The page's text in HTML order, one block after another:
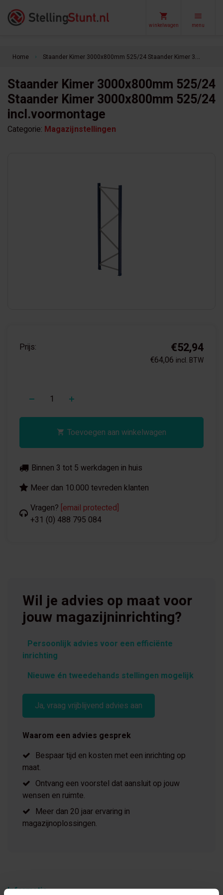
winkelwagen menu
Home keyboard_arrow_right Staander Kimer 3000x800mm 525/24 Staander Kimer 3000x800mm 525/24 incl.voormontage
Staander Kimer 3000x800mm 525/24
Staander Kimer 3000x800mm 525/24
incl.voormontage
Categorie: Magazijnstellingen
Prijs: €52,94
€64,06 incl. BTW
Toevoegen aan winkelwagen
Binnen 3 tot 5 werkdagen in huis
Meer dan 10.000 tevreden klanten
Vragen? [email protected]
+31 (0) 488 795 084
Wil je advies op maat voor
jouw magazijninrichting?
Persoonlijk advies voor een efficiënte
inrichting
Nieuwe én tweedehands stellingen mogelijk
Ja, vraag vrijblijvend advies aan
Waarom een advies gesprek
Bespaar tijd en kosten met een inrichting op
maat.
Ontvang een voorstel dat aansluit op jouw
wensen en ruimte.
Meer dan 20 jaar ervaring in
magazijnoplossingen.
Informatie